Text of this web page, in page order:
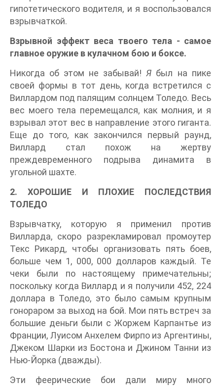
гипотетического водителя, и я воспользовался
взрывчаткой.
Взрывной эффект веса твоего тела - самое
главное оружие в кулачном бою и боксе.
Никогда об этом не забывай! Я был на пике
своей формы в тот день, когда встретился с
Виллардом под палящим солнцем Толедо. Весь
вес моего тела перемещался, как молния, и я
взрывал этот вес в направление этого гиганта.
Еще до того, как закончился первый раунд,
Виллард стал похож на жертву
преждевременного подрыва динамита в
угольной шахте.
2. ХОРОШИЕ И ПЛОХИЕ ПОСЛЕДСТВИЯ
ТОЛЕДО
Взрывчатку, которую я применил против
Вилларда, скоро разрекламировал промоутер
Текс Рикард, чтобы организовать пять боев,
больше чем 1, 000, 000 долларов каждый. Те
чеки были по настоящему примечательны;
поскольку когда Виллард и я получили 452, 224
доллара в Толедо, это было самым крупным
гонораром за выход на бой. Мои пять встреч за
большие деньги были с Жоржем Карпантье из
Франции, Луисом Анхелем Фирпо из Аргентины,
Джеком Шарки из Бостона и Джином Танни из
Нью-Йорка (дважды).
Эти феерические бои дали миру много